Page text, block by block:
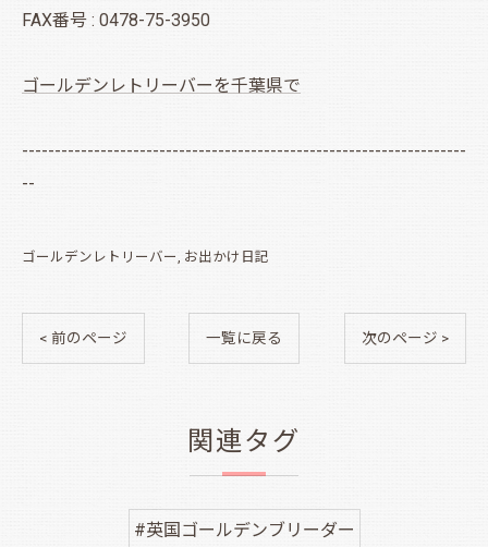
FAX番号 : 0478-75-3950
ゴールデンレトリーバーを千葉県で
--------------------------------------------------------------------
--
ゴールデンレトリーバー お出かけ日記
< 前のページ 一覧に戻る 次のページ >
関連タグ
#英国ゴールデンブリーダー